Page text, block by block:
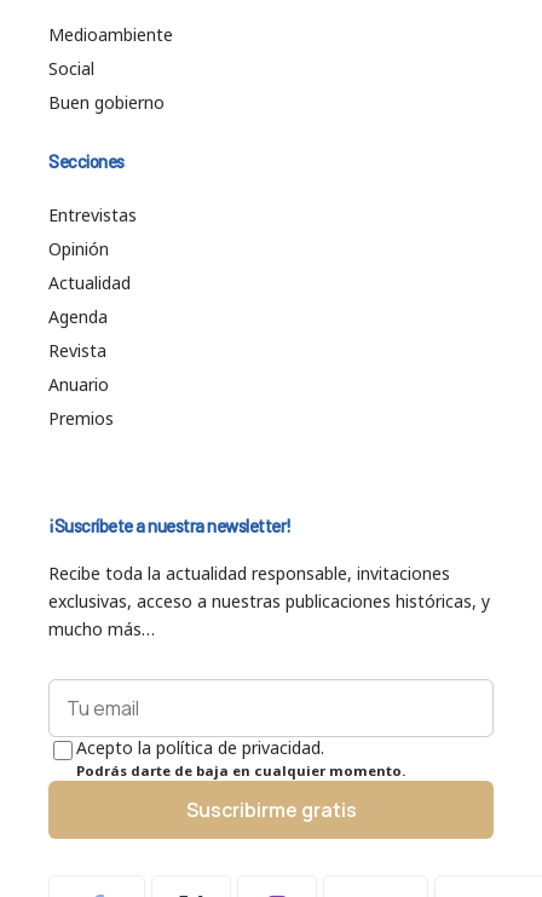
Medioambiente
Social
Buen gobierno
Secciones
Entrevistas
Opinión
Actualidad
Agenda
Revista
Anuario
Premios
¡Suscríbete a nuestra newsletter!
Recibe toda la actualidad responsable, invitaciones
exclusivas, acceso a nuestras publicaciones históricas, y
mucho más…
Acepto la política de privacidad.
Podrás darte de baja en cualquier momento.
Suscribirme gratis